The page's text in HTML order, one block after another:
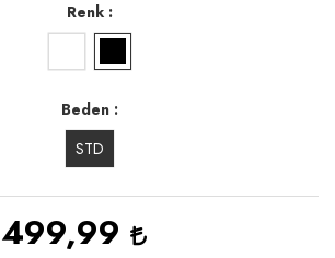
Renk
Beden
STD
499,99